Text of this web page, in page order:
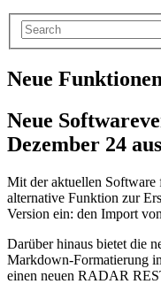
Neue
Neue
Dezember 24
Mit der aktuellen Software
alternative Funktion zur
Version ein: den Import
Darüber hinaus bietet die
Markdown-Formatierung
einen neuen RADAR